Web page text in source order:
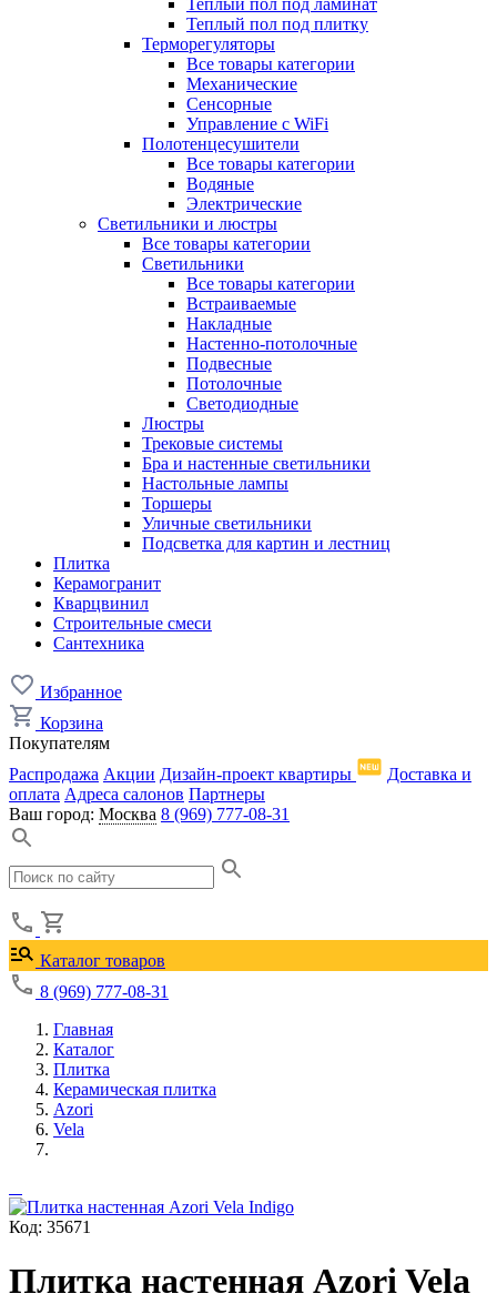
Теплый пол под ламинат
Теплый пол под плитку
Терморегуляторы
Все товары категории
Механические
Сенсорные
Управление с WiFi
Полотенцесушители
Все товары категории
Водяные
Электрические
Светильники и люстры
Все товары категории
Светильники
Все товары категории
Встраиваемые
Накладные
Настенно-потолочные
Подвесные
Потолочные
Светодиодные
Люстры
Трековые системы
Бра и настенные светильники
Настольные лампы
Торшеры
Уличные светильники
Подсветка для картин и лестниц
Плитка
Керамогранит
Кварцвинил
Строительные смеси
Сантехника
Избранное
Корзина
Покупателям
Распродажа Акции Дизайн-проект квартиры
Доставка и
оплата Адреса салонов Партнеры
Ваш город: Москва 8 (969) 777-08-31
Каталог товаров
8 (969) 777-08-31
Главная
Каталог
Плитка
Керамическая плитка
Azori
Vela
Код: 35671
Плитка настенная Azori Vela